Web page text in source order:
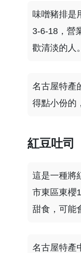
味噌豬排是
3-6-18，營
歡清淡的人。
名古屋特產
得點小份的
紅豆吐司
這是一種將
市東區東櫻
甜食，可能
名古屋特產